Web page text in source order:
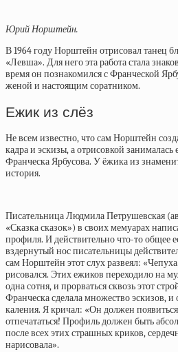
Юрий Норштейн.
В 1964 году Норштейн отрисовал танец
«Левша». Для него эта работа стала
время он познакомился с Франческой
женой и настоящим соратником.
Ежик из слёз
Не всем известно, что сам Норштейн
кадра и эскизы, а отрисовкой
Франческа Ярбусова. У ёжика из
история.
Писательница Людмила Петрушевская
«Сказка сказок») в своих мемуарах
профиля. И действительно что-то общее
вздернутый нос писательницы
сам Норштейн этот слух развеял:
рисовался. Этих ежиков переходило на
одна сотня, и прорваться сквозь этот
Франческа сделала множество эскизов,
каления. Я кричал: «Он должен
отпечататься! Профиль должен быть
после всех этих страшных криков,
нарисовала».